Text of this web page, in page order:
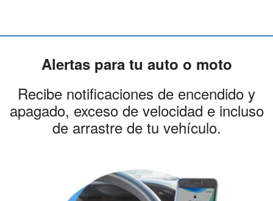
Alertas para tu auto o moto
Recibe notificaciones de encendido y
apagado, exceso de velocidad e incluso
de arrastre de tu vehículo.